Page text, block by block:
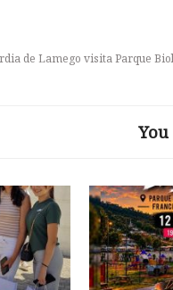
de Lamego visita Parque